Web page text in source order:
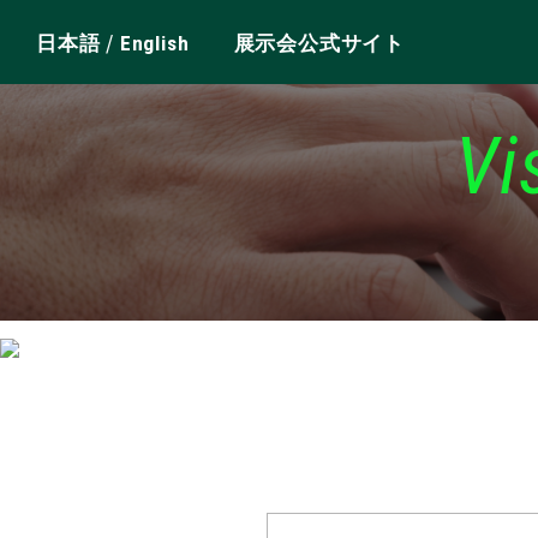
日本語/ English 展示会公式サイト